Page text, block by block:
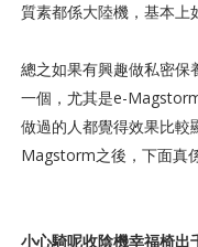
質素都係大陸機，基本上
總之如果有興趣做私密保
一個，尤其是e-
做過的人都覺得效果比較
Magstorm之後，下面真
小心騎呢收陰機幸福椅出